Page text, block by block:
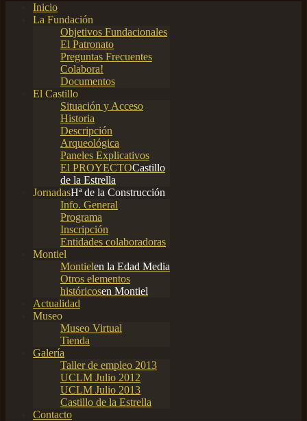
Inicio
La Fundación
Objetivos Fundacionales
El Patronato
Preguntas Frecuentes
Colabora!
Documentos
El Castillo
Situación y Acceso
Historia
Descripción
Arqueológica
Paneles Explicativos
El PROYECTOCastillo
de la Estrella
JornadasHª de la Construcción
Info. General
Programa
Inscripción
Entidades colaboradoras
Montiel
Montielen la Edad Media
Otros elementos
históricosen Montiel
Actualidad
Museo
Museo Virtual
Tienda
Galería
Taller de empleo 2013
UCLM Julio 2012
UCLM Julio 2013
Castillo de la Estrella
Contacto